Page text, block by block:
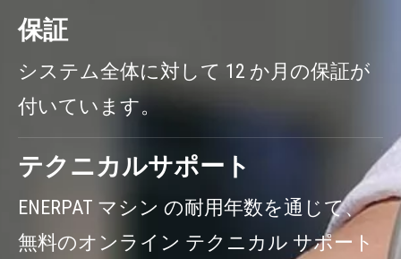
保証
システム全体に対して 12 か月の保証が
付いています。
テクニカルサポート
ENERPAT マシン の耐用年数を通じて、
無料のオンライン テクニカル サポート